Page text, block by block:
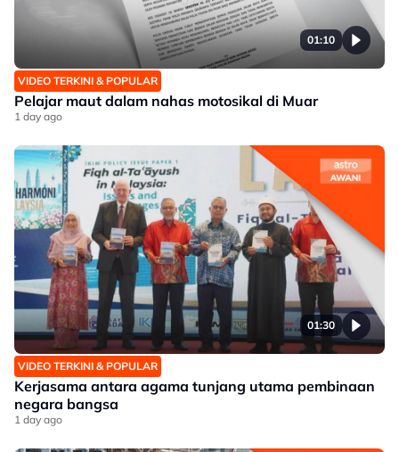
01:10
VIDEO TERKINI & POPULAR
Pelajar maut dalam nahas motosikal di Muar
1 day ago
01:30
VIDEO TERKINI & POPULAR
Kerjasama antara agama tunjang utama pembinaan
negara bangsa
1 day ago